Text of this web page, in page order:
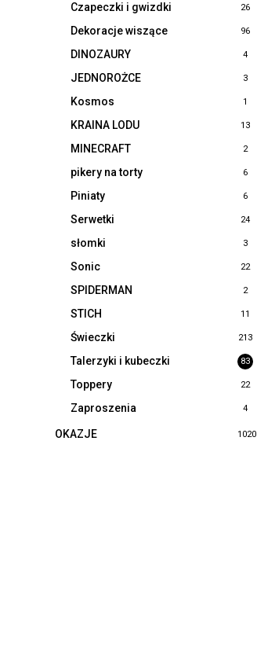
Czapeczki i gwizdki 26
Dekoracje wiszące 96
DINOZAURY 4
JEDNOROŻCE 3
Kosmos 1
KRAINA LODU 13
MINECRAFT 2
pikery na torty 6
Piniaty 6
Serwetki 24
słomki 3
Sonic 22
SPIDERMAN 2
STICH 11
Świeczki 213
Talerzyki i kubeczki 83
Toppery 22
Zaproszenia 4
OKAZJE 1020